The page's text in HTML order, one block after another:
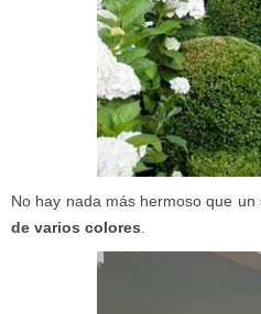
No hay nada más hermoso que
de varios colores.